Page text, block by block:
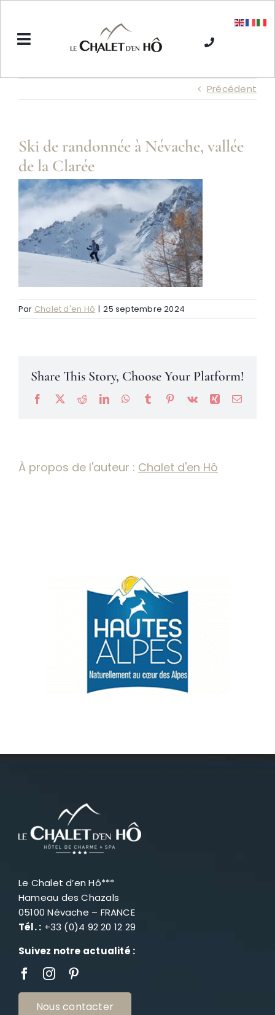
contenu
Toggle
Navigation
Accueil
Séjours hiver
Séjours été
Névache
Précédent
Ski de randonnée à Névache, vallée
de la Clarée
Par Chalet d'en Hô | 25 septembre 2024
Share This Story, Choose Your Platform!
Facebook
X RedditLinkedInWhatsApp
TumblrPinterest
Vk Xing Email
À propos de l'auteur : Chalet d'en Hô
Le Chalet d’en Hô***
Hameau des Chazals
05100 Névache – FRANCE
Tél. : +33 (0)4 92 20 12 29
Suivez notre actualité :
Nous contacter